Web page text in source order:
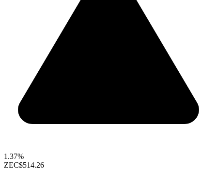
1.37%
ZEC$514.26